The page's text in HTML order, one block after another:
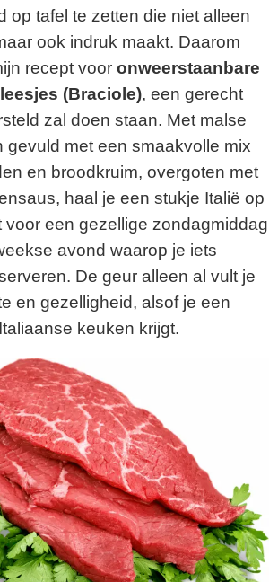
op tafel te zetten die niet alleen
ook indruk maakt. Daarom
recept voor onweerstaanbare
(Braciole), een gerecht
zal doen staan. Met malse
gevuld met een smaakvolle mix
en broodkruim, overgoten met
haal je een stukje Italië op
voor een gezellige zondagmiddag
avond waarop je iets
De geur alleen al vult je
en gezelligheid, alsof je een
keuken krijgt.